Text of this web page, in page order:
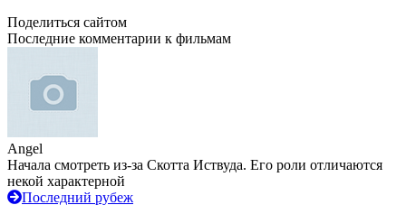
Поделиться сайтом
Последние комментарии к фильмам
Angel
Начала смотреть из-за Скотта Иствуда. Его роли отличаются
некой характерной
Последний рубеж